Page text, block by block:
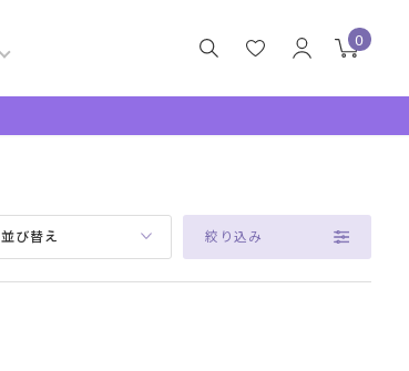
0
並び替え 絞り込み